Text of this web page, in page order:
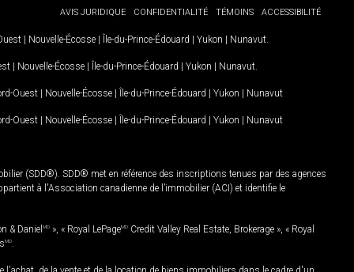
AVIS JURIDIQUE
CONFIDENTIALITÉ TÉMOINS ACCESSIBILITÉ
| Nouvelle-Écosse | Île-du-Prince-Édouard | Yukon | Nunavut
| Nouvelle-Écosse | Île-du-Prince-Édouard | Yukon | Nunavut
Ouest | Nouvelle-Écosse | Île-du-Prince-Édouard | Yukon | Nunavut
Ouest | Nouvelle-Écosse | Île-du-Prince-Édouard | Yukon | Nunavut
(SDD®). SDD® met en référence des inscriptions tenues par des agences
à l'Association canadienne de l’immobilier (ACI) et identifie le
& Daniel MD », « Royal LePageMD Credit Valley Real Estate, Brokerage », « Royal
MD